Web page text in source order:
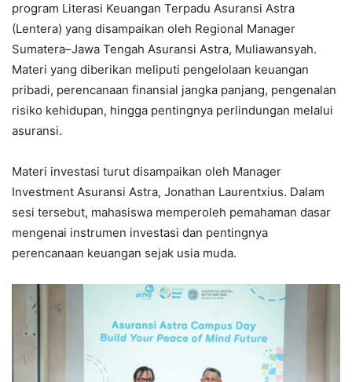
program Literasi Keuangan Terpadu Asuransi Astra
(Lentera) yang disampaikan oleh Regional Manager
Sumatera–Jawa Tengah Asuransi Astra, Muliawansyah.
Materi yang diberikan meliputi pengelolaan keuangan
pribadi, perencanaan finansial jangka panjang, pengenalan
risiko kehidupan, hingga pentingnya perlindungan melalui
asuransi.
Materi investasi turut disampaikan oleh Manager
Investment Asuransi Astra, Jonathan Laurentxius. Dalam
sesi tersebut, mahasiswa memperoleh pemahaman dasar
mengenai instrumen investasi dan pentingnya
perencanaan keuangan sejak usia muda.